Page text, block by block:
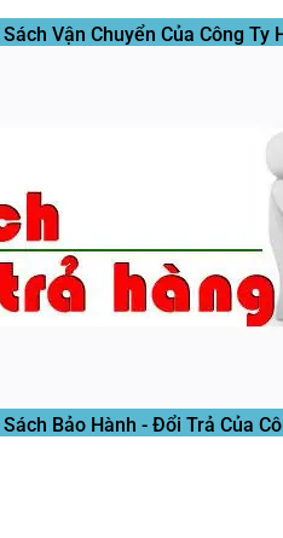
Vận Chuyển Của Công Ty
Bảo Hành - Đổi Trả Của